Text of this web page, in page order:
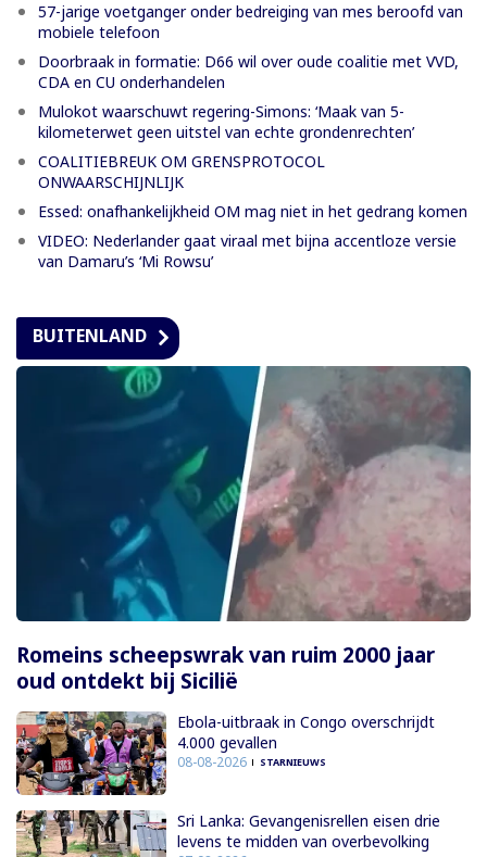
57-jarige voetganger onder bedreiging van mes beroofd van
mobiele telefoon
Doorbraak in formatie: D66 wil over oude coalitie met VVD,
CDA en CU onderhandelen
Mulokot waarschuwt regering-Simons: ‘Maak van 5-
kilometerwet geen uitstel van echte grondenrechten’
COALITIEBREUK OM GRENSPROTOCOL
ONWAARSCHIJNLIJK
Essed: onafhankelijkheid OM mag niet in het gedrang komen
VIDEO: Nederlander gaat viraal met bijna accentloze versie
van Damaru’s ‘Mi Rowsu’
BUITENLAND
Romeins scheepswrak van ruim 2000 jaar
oud ontdekt bij Sicilië
Ebola-uitbraak in Congo overschrijdt
4.000 gevallen
08-08-2026 STARNIEUWS
Sri Lanka: Gevangenisrellen eisen drie
levens te midden van overbevolking